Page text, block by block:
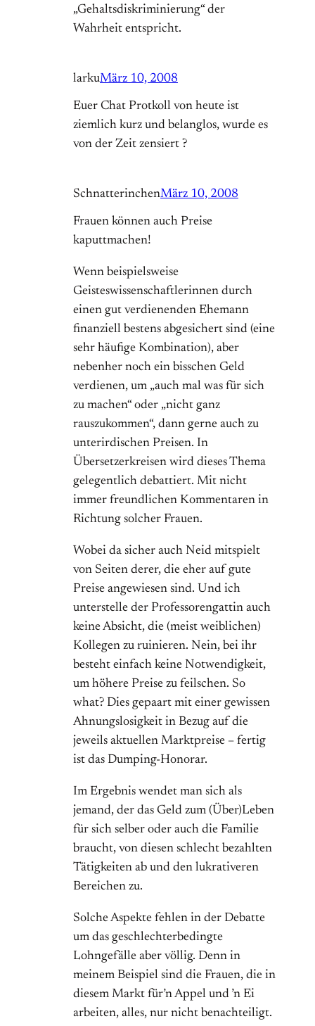
„Gehaltsdiskriminierung“ der
Wahrheit entspricht.
larkuMärz 10, 2008
Euer Chat Protkoll von heute ist
ziemlich kurz und belanglos, wurde es
von der Zeit zensiert ?
SchnatterinchenMärz 10, 2008
Frauen können auch Preise
kaputtmachen!
Wenn beispielsweise
Geisteswissenschaftlerinnen durch
einen gut verdienenden Ehemann
finanziell bestens abgesichert sind (eine
sehr häufige Kombination), aber
nebenher noch ein bisschen Geld
verdienen, um „auch mal was für sich
zu machen“ oder „nicht ganz
rauszukommen“, dann gerne auch zu
unterirdischen Preisen. In
Übersetzerkreisen wird dieses Thema
gelegentlich debattiert. Mit nicht
immer freundlichen Kommentaren in
Richtung solcher Frauen.
Wobei da sicher auch Neid mitspielt
von Seiten derer, die eher auf gute
Preise angewiesen sind. Und ich
unterstelle der Professorengattin auch
keine Absicht, die (meist weiblichen)
Kollegen zu ruinieren. Nein, bei ihr
besteht einfach keine Notwendigkeit,
um höhere Preise zu feilschen. So
what? Dies gepaart mit einer gewissen
Ahnungslosigkeit in Bezug auf die
jeweils aktuellen Marktpreise – fertig
ist das Dumping-Honorar.
Im Ergebnis wendet man sich als
jemand, der das Geld zum (Über)Leben
für sich selber oder auch die Familie
braucht, von diesen schlecht bezahlten
Tätigkeiten ab und den lukrativeren
Bereichen zu.
Solche Aspekte fehlen in der Debatte
um das geschlechterbedingte
Lohngefälle aber völlig. Denn in
meinem Beispiel sind die Frauen, die in
diesem Markt für’n Appel und ’n Ei
arbeiten, alles, nur nicht benachteiligt.